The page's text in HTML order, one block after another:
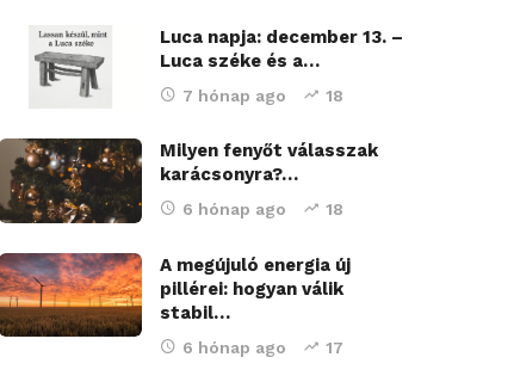
Luca napja: december 13. –
Luca széke és a…
7 hónap ago 18
Milyen fenyőt válasszak
karácsonyra?…
6 hónap ago 18
A megújuló energia új
pillérei: hogyan válik
stabil…
6 hónap ago 17